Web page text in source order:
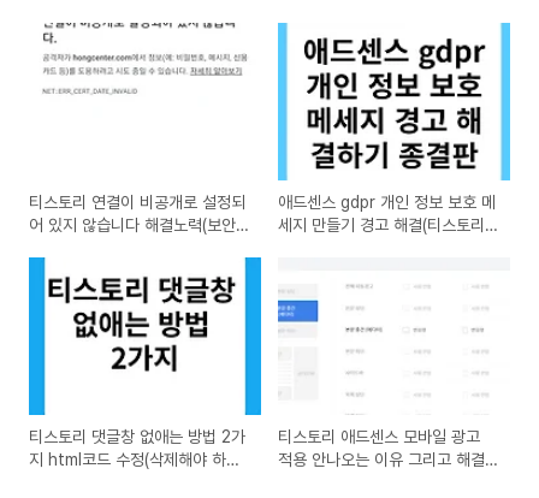
티스토리 연결이 비공개로 설정되
어 있지 않습니다 해결노력(보안
애드센스 gdpr 개인 정보 보호 메
세지 만들기 경고 해결(티스토리,
티스토리 댓글창 없애는 방법 2가
지 html코드 수정(삭제해야 하는
티스토리 애드센스 모바일 광고
적용 안나오는 이유 그리고 해결